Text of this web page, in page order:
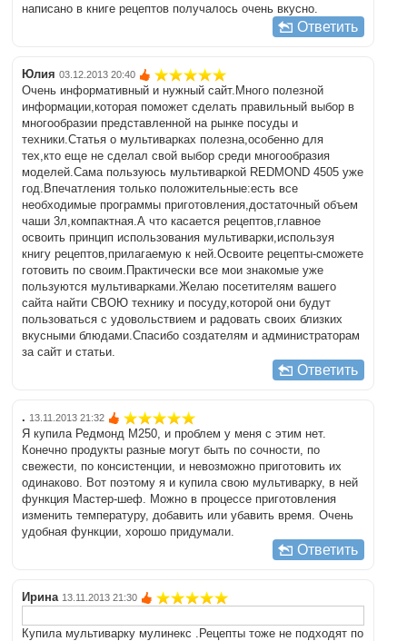
написано в книге рецептов получалось очень вкусно.
Ответить
Юлия 03.12.2013 20:40
Очень информативный и нужный сайт.Много полезной
информации,которая поможет сделать правильный выбор в
многообразии представленной на рынке посуды и
техники.Статья о мультиварках полезна,особенно для
тех,кто еще не сделал свой выбор среди многообразия
моделей.Сама пользуюсь мультиваркой REDMOND 4505 уже
год.Впечатления только положительные:есть все
необходимые программы приготовления,достаточный объем
чаши 3л,компактная.А что касается рецептов,главное
освоить принцип использования мультиварки,используя
книгу рецептов,прилагаемую к ней.Освоите рецепты-сможете
готовить по своим.Практически все мои знакомые уже
пользуются мультиварками.Желаю посетителям вашего
сайта найти СВОЮ технику и посуду,которой они будут
пользоваться с удовольствием и радовать своих близких
вкусными блюдами.Спасибо создателям и администраторам
за сайт и статьи.
Ответить
. 13.11.2013 21:32
Я купила Редмонд М250, и проблем у меня с этим нет.
Конечно продукты разные могут быть по сочности, по
свежести, по консистенции, и невозможно приготовить их
одинаково. Вот поэтому я и купила свою мультиварку, в ней
функция Мастер-шеф. Можно в процессе приготовления
изменить температуру, добавить или убавить время. Очень
удобная функции, хорошо придумали.
Ответить
Ирина 13.11.2013 21:30
Купила мультиварку мулинекс .Рецепты тоже не подходят по